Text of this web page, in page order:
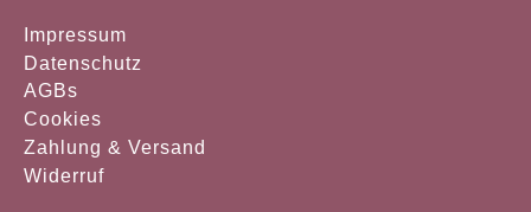
Impressum
Datenschutz
AGBs
Cookies
Zahlung & Versand
Widerruf